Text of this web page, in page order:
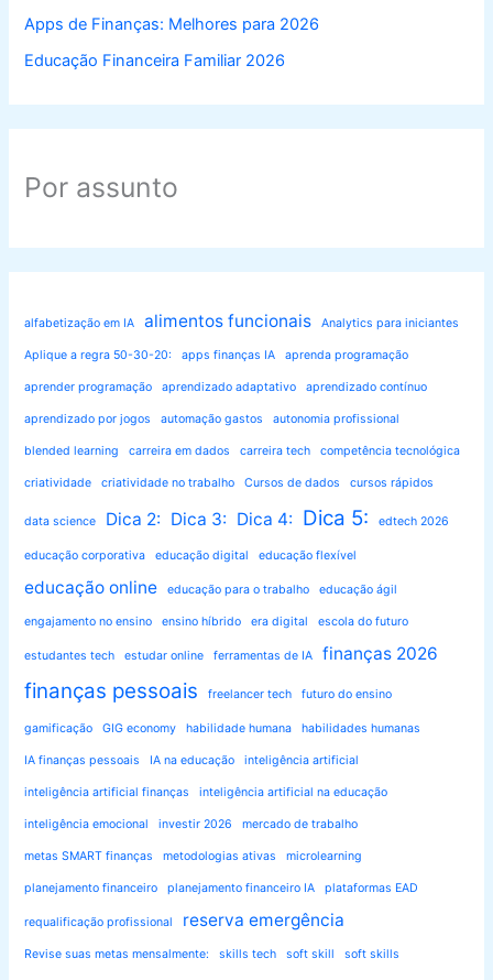
Apps de Finanças: Melhores para 2026
Educação Financeira Familiar 2026
Por assunto
alfabetização em IA alimentos funcionais Analytics para iniciantes
Aplique a regra 50-30-20: apps finanças IA aprenda programação
aprender programação aprendizado adaptativo aprendizado contínuo
aprendizado por jogos automação gastos autonomia profissional
blended learning carreira em dados carreira tech competência tecnológica
criatividade criatividade no trabalho Cursos de dados cursos rápidos
data science Dica 2: Dica 3: Dica 4: Dica 5: edtech 2026
educação corporativa educação digital educação flexível
educação online educação para o trabalho educação ágil
engajamento no ensino ensino híbrido era digital escola do futuro
estudantes tech estudar online ferramentas de IA finanças 2026
finanças pessoais freelancer tech futuro do ensino
gamificação GIG economy habilidade humana habilidades humanas
IA finanças pessoais IA na educação inteligência artificial
inteligência artificial finanças inteligência artificial na educação
inteligência emocional investir 2026 mercado de trabalho
metas SMART finanças metodologias ativas microlearning
planejamento financeiro planejamento financeiro IA plataformas EAD
requalificação profissional reserva emergência
Revise suas metas mensalmente: skills tech soft skill soft skills